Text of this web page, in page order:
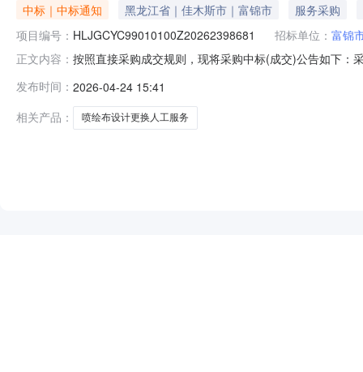
中标｜中标通知 黑龙江省｜佳木斯市｜富锦市
服务采购
项目编号： HLJGCYC99010100Z20262398681 招标单位： 富锦
正文内容： 按照直接采购成交规则，现将采购中标(成交)公告如下
锦市灿龙广告店中选2026-04-24523640.00%
发布时间： 2026-04-24 15:41
相关产品：
喷绘布设计更换人工服务